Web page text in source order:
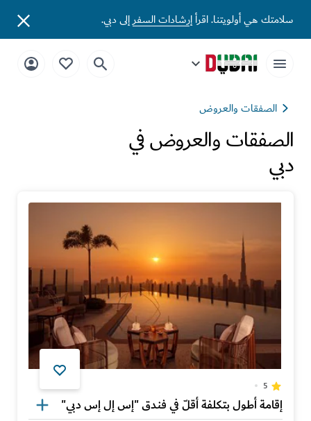
سلامتك هي أولويتنا. اقرأإرشادات السفرإلى دبي.
الصفقات والعروض
الصفقات والعروض في
دبي
5
إقامة أطول بتكلفة أقلّ في فندق "إس إل إس دبي"